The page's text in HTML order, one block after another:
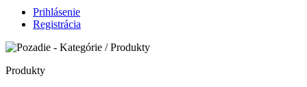
Prihlásenie
Registrácia
Produkty